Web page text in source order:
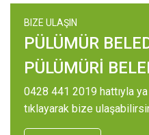
BIZE ULAŞIN
PÜLÜMÜR
PÜLÜMÜRİ
0428 441 2019 hattıyla
tıklayarak bize